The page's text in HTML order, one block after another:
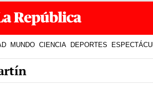
MUNDO CIENCIA DEPORTES